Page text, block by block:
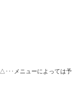
･･メニューによっては予